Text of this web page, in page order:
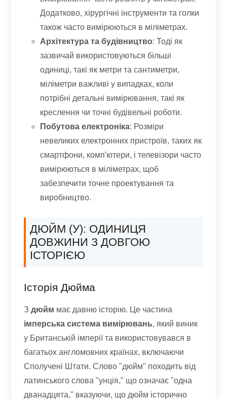
Додатково, хірургічні інструменти та голки
також часто вимірюються в міліметрах.
Архітектура та будівництво: Тоді як
зазвичай використовуються більші
одиниці, такі як метри та сантиметри,
міліметри важливі у випадках, коли
потрібні детальні вимірювання, такі як
креслення чи точні будівельні роботи.
Побутова електроніка: Розміри
невеликих електронних пристроїв, таких як
смартфони, комп'ютери, і телевізори часто
вимірюються в міліметрах, щоб
забезпечити точне проектування та
виробництво.
ДЮЙМ (У): ОДИНИЦЯ
ДОВЖИНИ З ДОВГОЮ
ІСТОРІЄЮ
Історія Дюйма
Здюйм має давню історію. Це частина
імперська система вимірювань, який виник
у Британській імперії та використовувався в
багатьох англомовних країнах, включаючи
Сполучені Штати. Слово "дюйм" походить від
латинського слова "унція," що означає "одна
дванадцята," вказуючи, що дюйм історично